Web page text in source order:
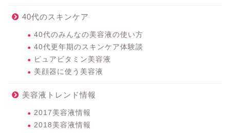
40代のスキンケア
40代のみんなの美容液の使い方
40代更年期のスキンケア体験談
ピュアビタミン美容液
美顔器に使う美容液
美容液トレンド情報
2017美容液情報
2018美容液情報